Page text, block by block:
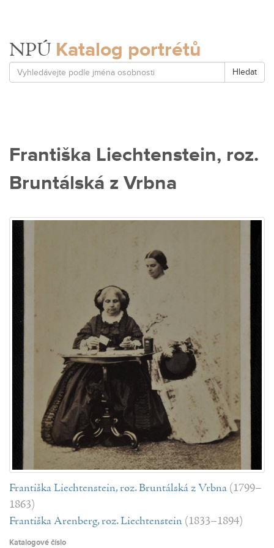
NPÚ Katalog portrétů
Hledat
Františka Liechtenstein, roz.
Bruntálská z Vrbna
Františka Liechtenstein, roz. Bruntálská z Vrbna (1799–
1863)
Františka Arenberg, roz. Liechtenstein (1833–1894)
Katalogové číslo